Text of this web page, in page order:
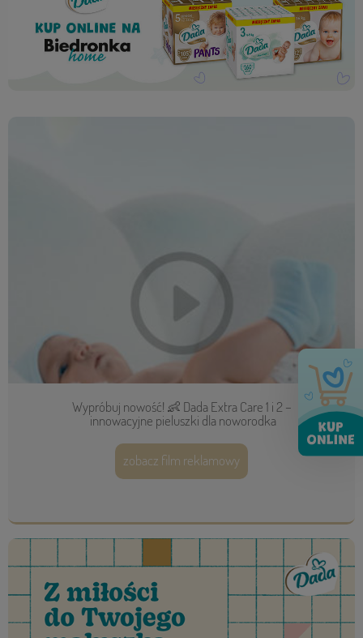
Wypróbuj nowość! 👶 Dada Extra Care 1 i 2 –
innowacyjne pieluszki dla noworodka
zobacz film reklamowy